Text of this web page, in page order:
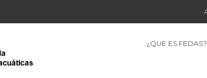
¿QUE ES FEDAS?